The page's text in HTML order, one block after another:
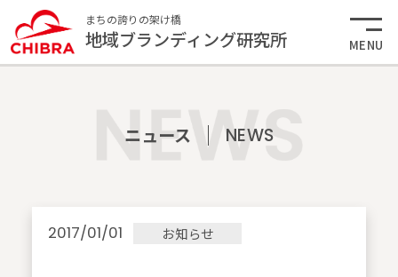
まちの誇りの架け橋
地域ブランディング研究所 MENU
ニュース NEWS
2017/01/01 お知らせ